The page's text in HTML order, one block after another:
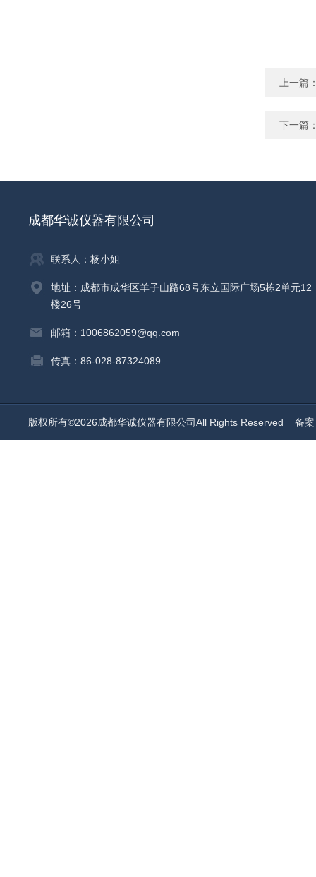
上一篇
下一篇
成都华诚仪器有限公司
联系人：杨小姐
地址：成都市成华区羊子山路68号东立国际广场5栋2单元12
楼26号
邮箱：1006862059@qq.com
传真：86-028-87324089
版权所有©2026成都华诚仪器有限公司All Rights Reserved 备